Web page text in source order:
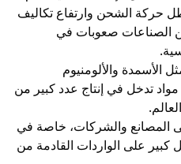
حركة الشحن وارتفاع تكاليف
الصناعات صعوبات في
الأسمدة والألومنيوم
مواد تدخل في إنتاج عدد كبير من
المصانع والشركات، خاصة في
كبير على الواردات القادمة من